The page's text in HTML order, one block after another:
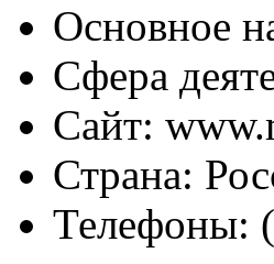
Основное
Сфера
Сайт:
Страна:
Телефоны: